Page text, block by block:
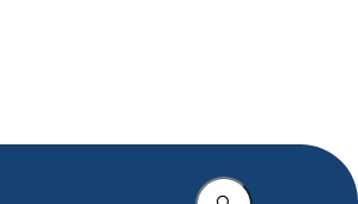
Vul in wat u